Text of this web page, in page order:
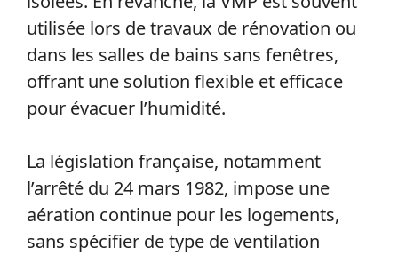
utilisée lors de travaux de rénovation ou
dans les salles de bains sans fenêtres,
offrant une solution flexible et efficace
pour évacuer l’humidité.
La législation française, notamment
l’arrêté du 24 mars 1982, impose une
aération continue pour les logements,
sans spécifier de type de ventilation